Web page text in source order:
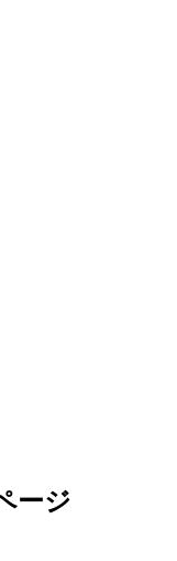
ージ